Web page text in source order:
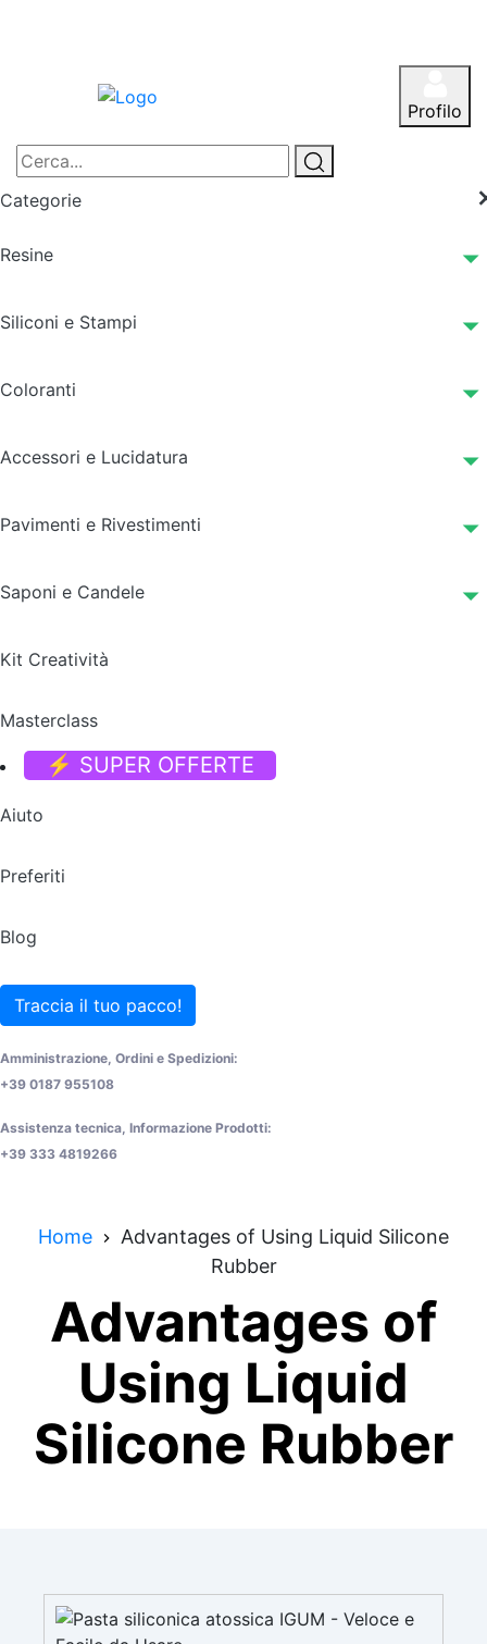
Profilo
Categorie
Resine
Siliconi e Stampi
Coloranti
Accessori e Lucidatura
Pavimenti e Rivestimenti
Saponi e Candele
Kit Creatività
Masterclass
⚡ SUPER OFFERTE
Aiuto
Preferiti
Blog
Traccia il tuo pacco!
Amministrazione, Ordini e Spedizioni:
+39 0187 955108
Assistenza tecnica, Informazione Prodotti:
+39 333 4819266
Home
Advantages of Using Liquid Silicone
Rubber
Advantages of
Using Liquid
Silicone Rubber